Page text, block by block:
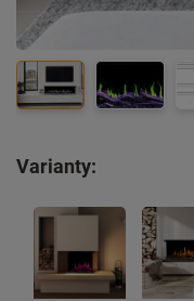
Varianty: